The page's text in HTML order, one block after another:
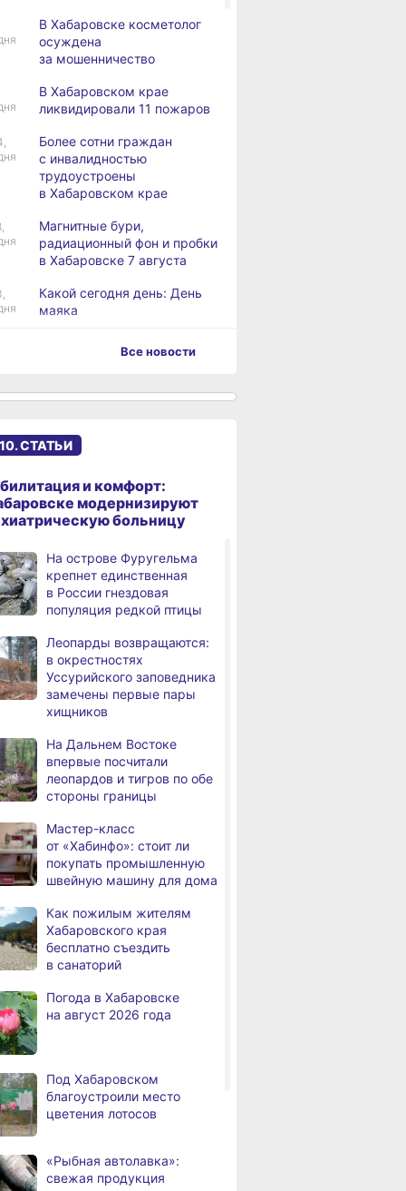
парк
Олеси
Мастер-класс
от «Хабинфо»: стоит ли
покупать промышленную
В Хабаровске косметолог
осуждена
за мошенничество
В Хабаровском крае
ликвидировали 11 пожаров
Более сотни граждан
с инвалидностью
трудоустроены
в Хабаровском крае
Магнитные бури,
радиационный фон и пробки
в Хабаровске 7 августа
Какой сегодня день: День
маяка
в этом году подали свыше
медалями «За спасение
В Николаевске-на-Амуре
по нацпроекту капитально
ремонтируют кровлю Дома
В Хабаровске
на общественный транспорт
наносят слоганы
В Николаевске-на-Амуре
появится «умная»
спортивная площадка
высоко оценил спортивную
инфраструктуру
Хабаровского края
именами начали строить
в Хабаровском крае
Эпидобстановка
стабильная
В Хабаровском крае
высокотехнологичную
12,5 тысячи человек
подниматься
В администрации
использование средств
туристического налога
на благоустройство
Все новости
СТАТЬИ
и комфорт:
модернизируют
больницу
На острове Фуругельма
крепнет единственная
в России гнездовая
популяция редкой птицы
Леопарды возвращаются:
в окрестностях
Уссурийского заповедника
замечены первые пары
хищников
На Дальнем Востоке
впервые посчитали
леопардов и тигров по обе
стороны границы
Мастер-класс
от «Хабинфо»: стоит ли
покупать промышленную
швейную машину для дома
Как пожилым жителям
Хабаровского края
бесплатно съездить
в санаторий
Погода в Хабаровске
на август 2026 года
Под Хабаровском
благоустроили место
цветения лотосов
«Рыбная автолавка»:
свежая продукция